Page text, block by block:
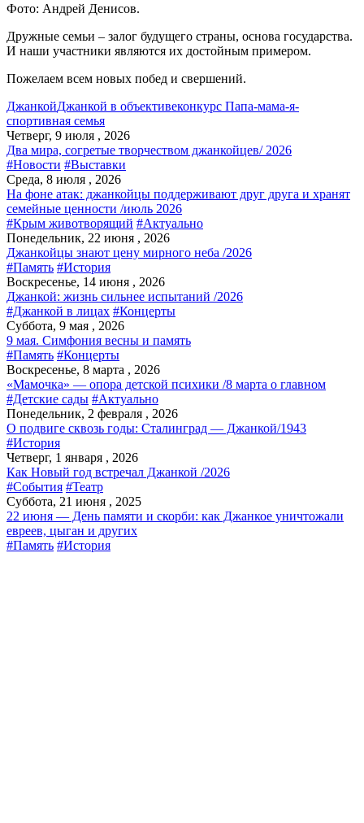
Фото: Андрей Денисов.
Дружные семьи – залог будущего страны, основа государства.
И наши участники являются их достойным примером.
Пожелаем всем новых побед и свершений.
ДжанкойДжанкой в объективеконкурс Папа-мама-я-
спортивная семья
Четверг, 9 июля , 2026
Два мира, согретые творчеством джанкойцев/ 2026
#Новости #Выставки
Среда, 8 июля , 2026
На фоне атак: джанкойцы поддерживают друг друга и хранят
семейные ценности /июль 2026
#Крым животворящий #Актуально
Понедельник, 22 июня , 2026
Джанкойцы знают цену мирного неба /2026
#Память #История
Воскресенье, 14 июня , 2026
Джанкой: жизнь сильнее испытаний /2026
#Джанкой в лицах #Концерты
Суббота, 9 мая , 2026
9 мая. Симфония весны и память
#Память #Концерты
Воскресенье, 8 марта , 2026
«Мамочка» — опора детской психики /8 марта о главном
#Детские сады #Актуально
Понедельник, 2 февраля , 2026
О подвиге сквозь годы: Сталинград — Джанкой/1943
#История
Четверг, 1 января , 2026
Как Новый год встречал Джанкой /2026
#События #Театр
Суббота, 21 июня , 2025
22 июня — День памяти и скорби: как Джанкое уничтожали
евреев, цыган и других
#Память #История